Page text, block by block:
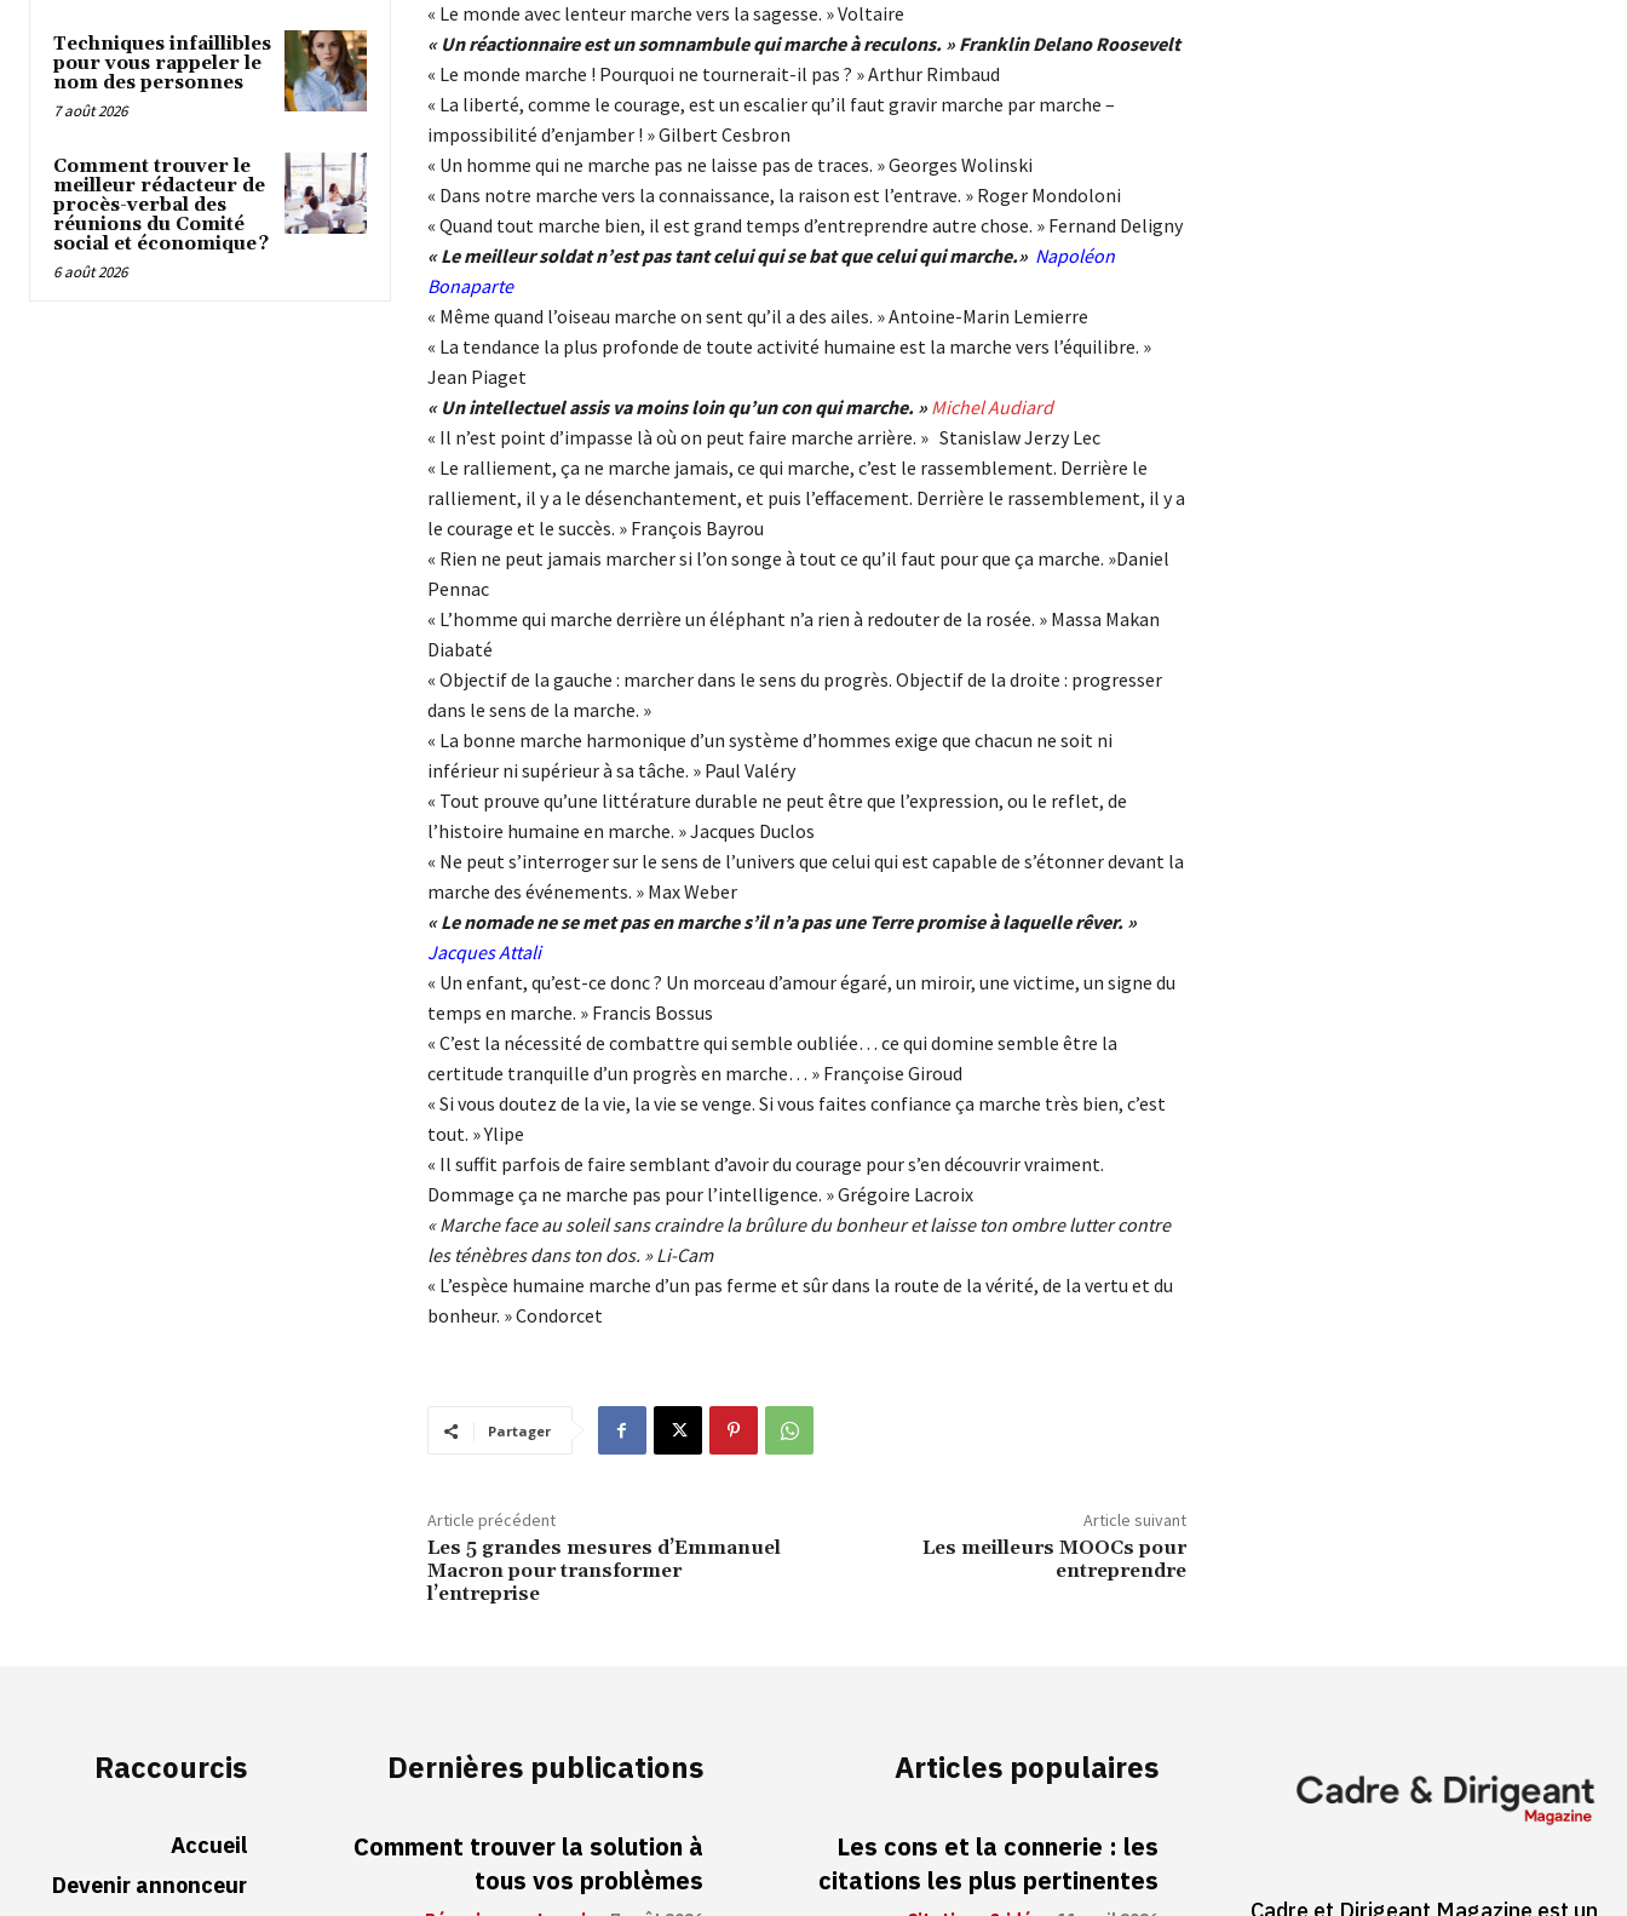
Techniques infaillibles
pour vous rappeler le
nom des personnes
7 août 2026
Comment trouver le
meilleur rédacteur de
procès-verbal des
réunions du Comité
social et économique ?
6 août 2026
« Le monde avec lenteur marche vers la sagesse. » Voltaire
« Un réactionnaire est un somnambule qui marche à reculons. » Franklin Delano Roosevelt
« Le monde marche ! Pourquoi ne tournerait-il pas ? » Arthur Rimbaud
« La liberté, comme le courage, est un escalier qu’il faut gravir marche par marche –
impossibilité d’enjamber ! » Gilbert Cesbron
« Un homme qui ne marche pas ne laisse pas de traces. » Georges Wolinski
« Dans notre marche vers la connaissance, la raison est l’entrave. » Roger Mondoloni
« Quand tout marche bien, il est grand temps d’entreprendre autre chose. » Fernand Deligny
« Le meilleur soldat n’est pas tant celui qui se bat que celui qui marche.» Napoléon
Bonaparte
« Même quand l’oiseau marche on sent qu’il a des ailes. » Antoine-Marin Lemierre
« La tendance la plus profonde de toute activité humaine est la marche vers l’équilibre. »
Jean Piaget
« Un intellectuel assis va moins loin qu’un con qui marche. » Michel Audiard
« Il n’est point d’impasse là où on peut faire marche arrière. » Stanislaw Jerzy Lec
« Le ralliement, ça ne marche jamais, ce qui marche, c’est le rassemblement. Derrière le
ralliement, il y a le désenchantement, et puis l’effacement. Derrière le rassemblement, il y a
le courage et le succès. » François Bayrou
« Rien ne peut jamais marcher si l’on songe à tout ce qu’il faut pour que ça marche. »Daniel
Pennac
« L’homme qui marche derrière un éléphant n’a rien à redouter de la rosée. » Massa Makan
Diabaté
« Objectif de la gauche : marcher dans le sens du progrès. Objectif de la droite : progresser
dans le sens de la marche. »
« La bonne marche harmonique d’un système d’hommes exige que chacun ne soit ni
inférieur ni supérieur à sa tâche. » Paul Valéry
« Tout prouve qu’une littérature durable ne peut être que l’expression, ou le reflet, de
l’histoire humaine en marche. » Jacques Duclos
« Ne peut s’interroger sur le sens de l’univers que celui qui est capable de s’étonner devant la
marche des événements. » Max Weber
« Le nomade ne se met pas en marche s’il n’a pas une Terre promise à laquelle rêver. »
Jacques Attali
« Un enfant, qu’est-ce donc ? Un morceau d’amour égaré, un miroir, une victime, un signe du
temps en marche. » Francis Bossus
« C’est la nécessité de combattre qui semble oubliée… ce qui domine semble être la
certitude tranquille d’un progrès en marche… » Françoise Giroud
« Si vous doutez de la vie, la vie se venge. Si vous faites confiance ça marche très bien, c’est
tout. » Ylipe
« Il suffit parfois de faire semblant d’avoir du courage pour s’en découvrir vraiment.
Dommage ça ne marche pas pour l’intelligence. » Grégoire Lacroix
« Marche face au soleil sans craindre la brûlure du bonheur et laisse ton ombre lutter contre
les ténèbres dans ton dos. » Li-Cam
« L’espèce humaine marche d’un pas ferme et sûr dans la route de la vérité, de la vertu et du
bonheur. » Condorcet
Partager
Article précédent
Les 5 grandes mesures d’Emmanuel
Macron pour transformer
l’entreprise
Article suivant
Les meilleurs MOOCs pour
entreprendre
Raccourcis
Accueil
Devenir annonceur
Dernières publications
Comment trouver la solution à
tous vos problèmes
Articles populaires
Les cons et la connerie : les
citations les plus pertinentes